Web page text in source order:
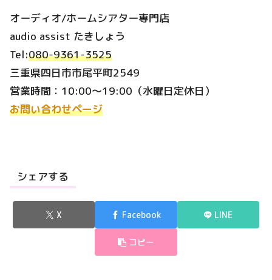
オーディオ/ホームシアター専門店
audio assist たきしょう
Tel:080-9361-3525
三重県四日市市尾平町2549
営業時間：10:00～19:00（水曜日定休日）
お問い合わせページ
シェアする
X Facebook LINE
コピー